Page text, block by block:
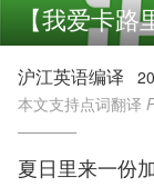
【我爱卡路
沪江英语编译
本文支持点词翻译
夏日里来一份